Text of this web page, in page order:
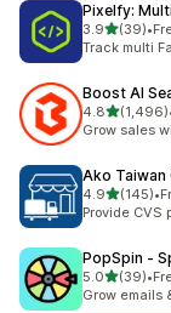
Pixelfy:
3.9별 5개 중
(39)
총 리뷰 39개
•
Track multi
Boost AI
4.8별 5개 중
(1,496)
총 리뷰 1496
Grow sales
Ako Taiwan
4.9별 5개 중
(145)
총 리뷰 145개
•
Provide CVS
PopSpin ‑
5.0별 5개 중
(39)
총 리뷰 39개
•
Grow emails